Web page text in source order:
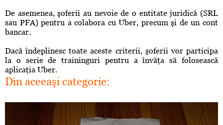
De asemenea, şoferii au nevoie de o entitate juridică (SRL
sau PFA) pentru a colabora cu Uber, precum şi de un cont
bancar.
Dacă îndeplinesc toate aceste criterii, şoferii vor participa
la o serie de traininguri pentru a învăţa să folosească
aplicaţia Uber.
Din aceeaşi categorie: